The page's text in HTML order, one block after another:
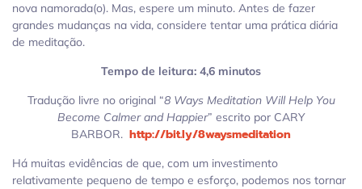
nova namorada(o). Mas, espere um minuto. Antes de fazer
grandes mudanças na vida, considere tentar uma prática diária
de meditação.
Tempo de leitura: 4,6 minutos
Tradução livre no original “8 Ways Meditation Will Help You
Become Calmer and Happier” escrito por CARY
BARBOR. http://bit.ly/8waysmeditation
Há muitas evidências de que, com um investimento
relativamente pequeno de tempo e esforço, podemos nos tornar